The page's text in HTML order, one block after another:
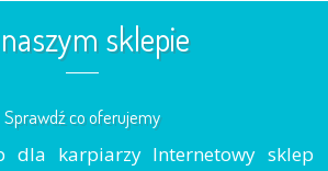
sklepie
Sprawdź co oferujemy
dla karpiarzy Internetowy sklep